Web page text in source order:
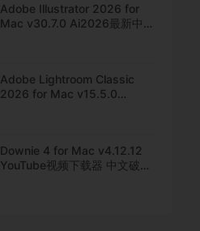
Adobe Illustrator 2026 for
Mac v30.7.0 Ai2026最新中文
Adobe Lightroom Classic
2026 for Mac v15.5.0
Downie 4 for Mac v4.12.12
YouTube视频下载器 中文破解